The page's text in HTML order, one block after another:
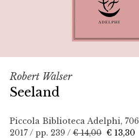
Robert Walser
Seeland
Piccola Biblioteca Adelphi, 706
2017 / pp. 239 / € 14,00 € 13,30